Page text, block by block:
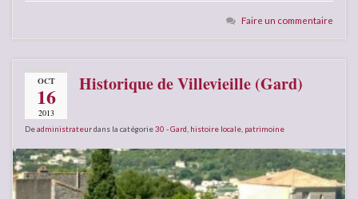
Faire un commentaire
OCT
16
2013
Historique de Villevieille (Gard)
Deadministrateurdans la catégorie30 - Gard histoire locale patrimoine